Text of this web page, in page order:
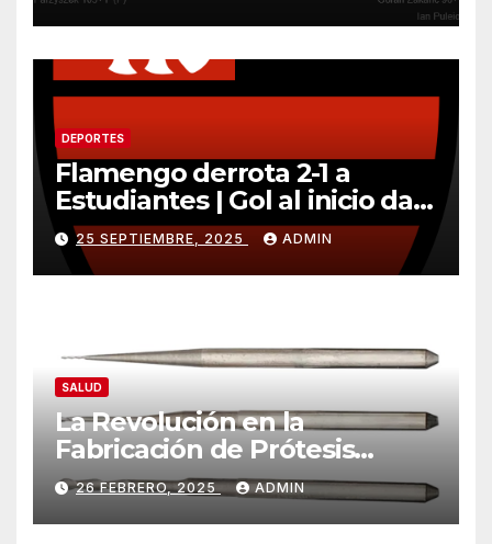
DEPORTES
Flamengo derrota 2-1 a
Estudiantes | Gol al inicio da
ventaja importante
25 SEPTIEMBRE, 2025 ADMIN
SALUD
La Revolución en la
Fabricación de Prótesis
Parciales Removibles
26 FEBRERO, 2025 ADMIN